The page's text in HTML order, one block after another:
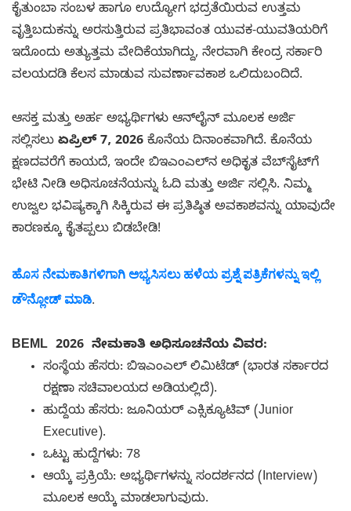
ಕೈತುಂಬಾ ಸಂಬಳ ಹಾಗೂ ಉದ್ಯೋಗ ಭದ್ರತೆಯಿರುವ ಉತ್ತಮ
ವೃತ್ತಿಬದುಕನ್ನು ಅರಸುತ್ತಿರುವ ಪ್ರತಿಭಾವಂತ ಯುವಕ-ಯುವತಿಯರಿಗೆ
ಇದೊಂದು ಅತ್ಯುತ್ತಮ ವೇದಿಕೆಯಾಗಿದ್ದು, ನೇರವಾಗಿ ಕೇಂದ್ರ ಸರ್ಕಾರಿ
ವಲಯದಡಿ ಕೆಲಸ ಮಾಡುವ ಸುವರ್ಣಾವಕಾಶ ಒಲಿದುಬಂದಿದೆ.
ಆಸಕ್ತ ಮತ್ತು ಅರ್ಹ ಅಭ್ಯರ್ಥಿಗಳು ಆನ್‌ಲೈನ್ ಮೂಲಕ ಅರ್ಜಿ
ಸಲ್ಲಿಸಲು ಏಪ್ರಿಲ್ 7, 2026 ಕೊನೆಯ ದಿನಾಂಕವಾಗಿದೆ. ಕೊನೆಯ
ಕ್ಷಣದವರೆಗೆ ಕಾಯದೆ, ಇಂದೇ ಬಿಇಎಂಎಲ್‌ನ ಅಧಿಕೃತ ವೆಬ್‌ಸೈಟ್‌ಗೆ
ಭೇಟಿ ನೀಡಿ ಅಧಿಸೂಚನೆಯನ್ನು ಓದಿ ಮತ್ತು ಅರ್ಜಿ ಸಲ್ಲಿಸಿ. ನಿಮ್ಮ
ಉಜ್ವಲ ಭವಿಷ್ಯಕ್ಕಾಗಿ ಸಿಕ್ಕಿರುವ ಈ ಪ್ರತಿಷ್ಠಿತ ಅವಕಾಶವನ್ನು ಯಾವುದೇ
ಕಾರಣಕ್ಕೂ ಕೈತಪ್ಪಲು ಬಿಡಬೇಡಿ!
ಹೊಸ ನೇಮಕಾತಿಗಳಿಗಾಗಿ ಅಭ್ಯಸಿಸಲು ಹಳೆಯ ಪ್ರಶ್ನೆ ಪತ್ರಿಕೆಗಳನ್ನು ಇಲ್ಲಿ
ಡೌನ್ಲೋಡ್ ಮಾಡಿ.
BEML 2026 ನೇಮಕಾತಿ ಅಧಿಸೂಚನೆಯ ವಿವರ:
ಸಂಸ್ಥೆಯ ಹೆಸರು: ಬಿಇಎಂಎಲ್ ಲಿಮಿಟೆಡ್ (ಭಾರತ ಸರ್ಕಾರದ
ರಕ್ಷಣಾ ಸಚಿವಾಲಯದ ಅಡಿಯಲ್ಲಿದೆ).
ಹುದ್ದೆಯ ಹೆಸರು: ಜೂನಿಯರ್ ಎಕ್ಸಿಕ್ಯೂಟಿವ್ (Junior
Executive).
ಒಟ್ಟು ಹುದ್ದೆಗಳು: 78
ಆಯ್ಕೆ ಪ್ರಕ್ರಿಯೆ: ಅಭ್ಯರ್ಥಿಗಳನ್ನು ಸಂದರ್ಶನದ (Interview)
ಮೂಲಕ ಆಯ್ಕೆ ಮಾಡಲಾಗುವುದು.